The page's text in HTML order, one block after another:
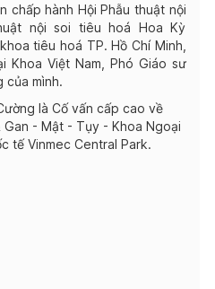
chấp hành Hội Phẫu thuật nội
nội soi tiêu hoá Hoa Kỳ
tiêu hoá TP. Hồ Chí Minh,
Khoa Việt Nam, Phó Giáo sư
của mình.
là Cố vấn cấp cao về
- Mật - Tụy - Khoa Ngoại
tế Vinmec Central Park.